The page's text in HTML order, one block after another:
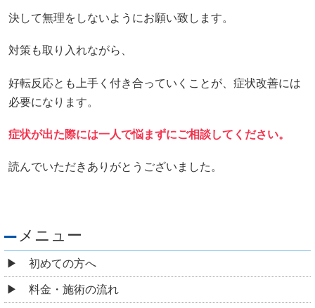
決して無理をしないようにお願い致します。
対策も取り入れながら、
好転反応とも上手く付き合っていくことが、症状改善には
必要になります。
症状が出た際には一人で悩まずにご相談してください。
読んでいただきありがとうございました。
メニュー
初めての方へ
料金・施術の流れ